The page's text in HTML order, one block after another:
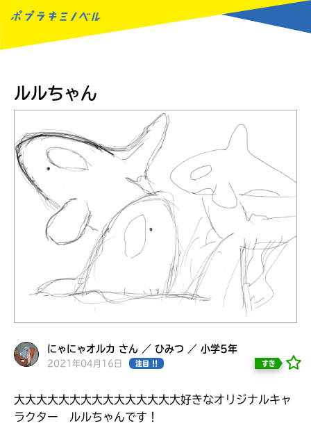
読みたい本が
見つかる
ルルちゃん
にゃにゃオルカ さん ／ ひみつ ／ 小学5年
2021年04月16日 注目 !! すき
大大大大大大大大大大大大大大大好きなオリジナルキャ
ラクター ルルちゃんです！